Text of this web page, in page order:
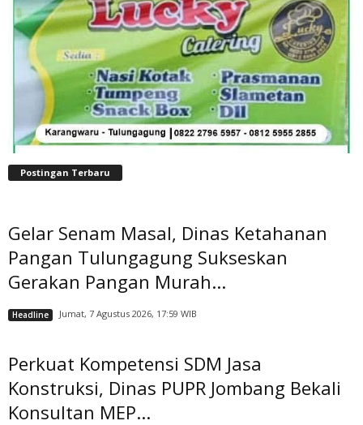
Postingan Terbaru
Gelar Senam Masal, Dinas Ketahanan
Pangan Tulungagung Sukseskan
Gerakan Pangan Murah...
Headline Jumat, 7 Agustus 2026, 17:59 WIB
Perkuat Kompetensi SDM Jasa
Konstruksi, Dinas PUPR Jombang Bekali
Konsultan MEP...